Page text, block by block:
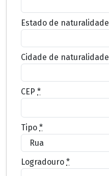
Estado de naturalidade
Cidade de naturalidade
CEP *
Tipo *
Logradouro *